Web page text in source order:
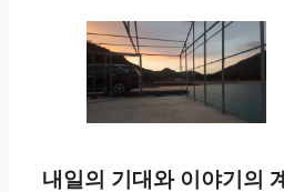
내일의 기대와 이야기의 계